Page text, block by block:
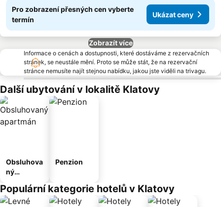
Pro zobrazení přesných cen vyberte
termín
Ukázat ceny
Zobrazít více
Informace o cenách a dostupnosti, které dostáváme z rezervačních
stránek, se neustále mění. Proto se může stát, že na rezervační
stránce nemusíte najít stejnou nabídku, jakou jste viděli na trivagu.
Další ubytování v lokalitě Klatovy
Obsluhova
ný
Penzion
Populární kategorie hotelů v Klatovy